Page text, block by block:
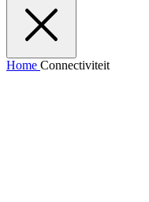
Home Connectiviteit